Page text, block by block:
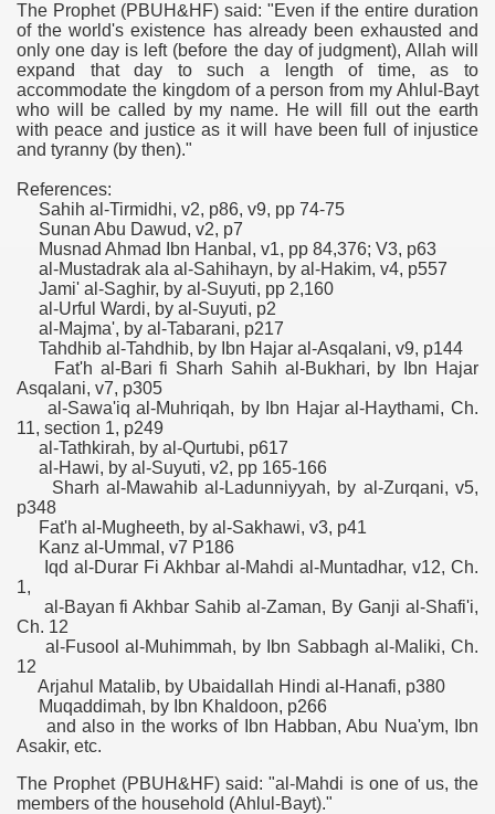
The Prophet (PBUH&HF) said: "Even if the entire duration
of the world's existence has already been exhausted and
only one day is left (before the day of judgment), Allah will
expand that day to such a length of time, as to
accommodate the kingdom of a person from my Ahlul-Bayt
who will be called by my name. He will fill out the earth
with peace and justice as it will have been full of injustice
and tyranny (by then)."
References:
Sahih al-Tirmidhi, v2, p86, v9, pp 74-75
Sunan Abu Dawud, v2, p7
Musnad Ahmad Ibn Hanbal, v1, pp 84,376; V3, p63
al-Mustadrak ala al-Sahihayn, by al-Hakim, v4, p557
Jami' al-Saghir, by al-Suyuti, pp 2,160
al-Urful Wardi, by al-Suyuti, p2
al-Majma', by al-Tabarani, p217
Tahdhib al-Tahdhib, by Ibn Hajar al-Asqalani, v9, p144
Fat'h al-Bari fi Sharh Sahih al-Bukhari, by Ibn Hajar
Asqalani, v7, p305
al-Sawa'iq al-Muhriqah, by Ibn Hajar al-Haythami, Ch.
11, section 1, p249
al-Tathkirah, by al-Qurtubi, p617
al-Hawi, by al-Suyuti, v2, pp 165-166
Sharh al-Mawahib al-Ladunniyyah, by al-Zurqani, v5,
p348
Fat'h al-Mugheeth, by al-Sakhawi, v3, p41
Kanz al-Ummal, v7 P186
Iqd al-Durar Fi Akhbar al-Mahdi al-Muntadhar, v12, Ch.
1,
al-Bayan fi Akhbar Sahib al-Zaman, By Ganji al-Shafi'i,
Ch. 12
al-Fusool al-Muhimmah, by Ibn Sabbagh al-Maliki, Ch.
12
Arjahul Matalib, by Ubaidallah Hindi al-Hanafi, p380
Muqaddimah, by Ibn Khaldoon, p266
and also in the works of Ibn Habban, Abu Nua'ym, Ibn
Asakir, etc.
The Prophet (PBUH&HF) said: "al-Mahdi is one of us, the
members of the household (Ahlul-Bayt)."